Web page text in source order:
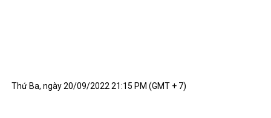
Thứ Ba, ngày 20/09/2022 21:15 PM (GMT + 7)